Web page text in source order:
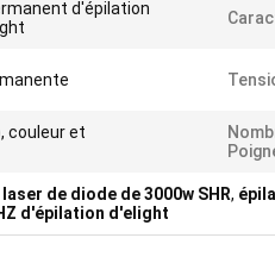
d'épilation
couleur et
de diode de 3000w SHR,
d'épilation d'elight